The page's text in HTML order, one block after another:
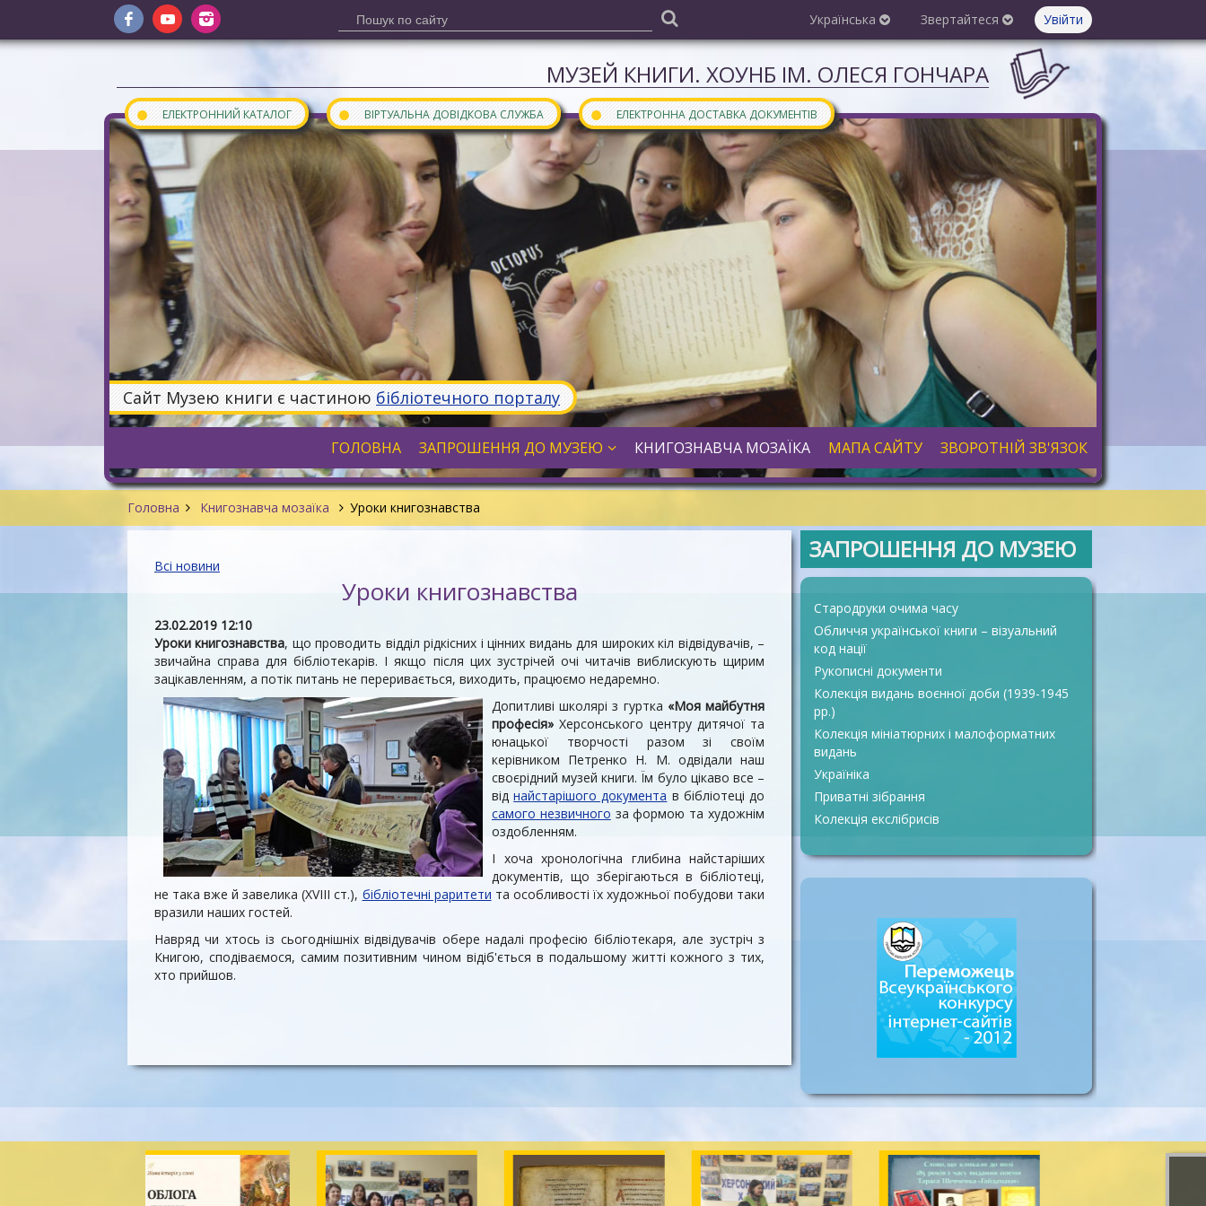
Українська Звертайтеся Увійти
МУЗЕЙ КНИГИ. ХОУНБ ІМ. ОЛЕСЯ ГОНЧАРА
● ЕЛЕКТРОННИЙ КАТАЛОГ ● ВІРТУАЛЬНА ДОВІДКОВА СЛУЖБА ● ЕЛЕКТРОННА ДОСТАВКА ДОКУМЕНТІВ
Сайт Музею книги є частиною бібліотечного порталу
ГОЛОВНА ЗАПРОШЕННЯ ДО МУЗЕЮ КНИГОЗНАВЧА МОЗАЇКА МАПА САЙТУ ЗВОРОТНІЙ ЗВ'ЯЗОК
Головна Книгознавча мозаїка Уроки книгознавства
ЗАПРОШЕННЯ ДО МУЗЕЮ
Стародруки очима часу
Обличчя української книги – візуальний
код нації
Рукописні документи
Колекція видань воєнної доби (1939-1945
рр.)
Колекція мініатюрних і малоформатних
видань
Україніка
Приватні зібрання
Колекція екслібрисів
Всі новини
Уроки книгознавства
23.02.2019 12:10
Уроки книгознавства, що проводить відділ рідкісних і цінних видань для широких кіл відвідувачів, –
звичайна справа для бібліотекарів. І якщо після цих зустрічей очі читачів виблискують щирим
зацікавленням, а потік питань не переривається, виходить, працюємо недаремно.
Допитливі школярі з гуртка «Моя майбутня
професія» Херсонського центру дитячої та
юнацької творчості разом зі своїм
керівником Петренко Н. М. одвідали наш
своєрідний музей книги. Їм було цікаво все –
віднайстарішого документа в бібліотеці до
самого незвичного за формою та художнім
оздобленням.
І хоча хронологічна глибина найстаріших
документів, що зберігаються в бібліотеці,
не така вже й завелика (XVIII ст.), бібліотечні раритети та особливості їх художньої побудови таки
вразили наших гостей.
Навряд чи хтось із сьогоднішніх відвідувачів обере надалі професію бібліотекаря, але зустріч з
Книгою, сподіваємося, самим позитивним чином відіб'ється в подальшому житті кожного з тих,
хто прийшов.